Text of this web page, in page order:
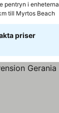
pentryn i enheterna
till Myrtos Beach
priser